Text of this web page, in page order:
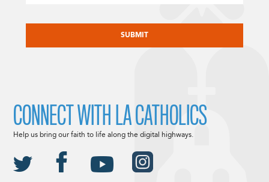
CONNECT WITH LA CATHOLICS
Help us bring our faith to life along the digital highways.